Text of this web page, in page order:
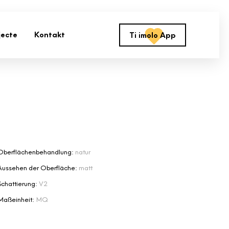
Kontakt Ti imolo App
natur
der Oberfläche: matt
V2
MQ